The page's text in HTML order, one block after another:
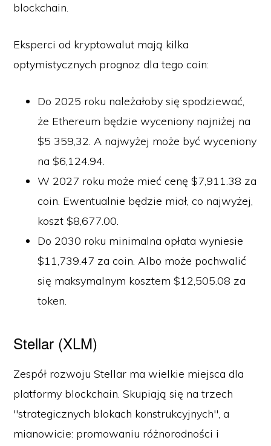
blockchain.
Eksperci od kryptowalut mają kilka
optymistycznych prognoz dla tego coin:
Do 2025 roku należałoby się spodziewać,
że Ethereum będzie wyceniony najniżej na
$5 359,32. A najwyżej może być wyceniony
na $6,124.94.
W 2027 roku może mieć cenę $7,911.38 za
coin. Ewentualnie będzie miał, co najwyżej,
koszt $8,677.00.
Do 2030 roku minimalna opłata wyniesie
$11,739.47 za coin. Albo może pochwalić
się maksymalnym kosztem $12,505.08 za
token.
Stellar (XLM)
Zespół rozwoju Stellar ma wielkie miejsca dla
platformy blockchain. Skupiają się na trzech
"strategicznych blokach konstrukcyjnych", a
mianowicie: promowaniu różnorodności i